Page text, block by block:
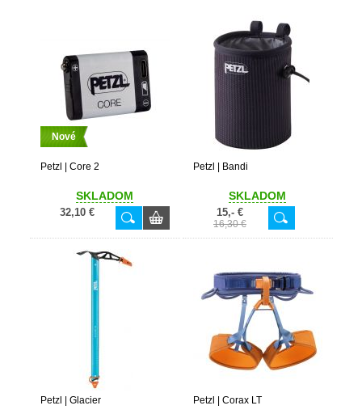
Nové
Petzl | Core 2
SKLADOM
32,10 €
Petzl | Bandi
SKLADOM
15,- €
16,30 €
Petzl | Glacier Petzl | Corax LT